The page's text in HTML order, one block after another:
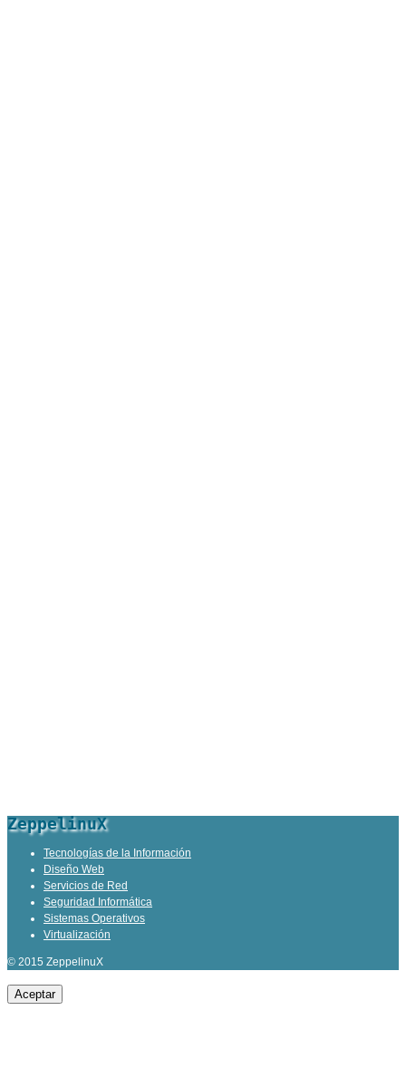
ZeppelinuX
Tecnologías de la Información
Diseño Web
Servicios de Red
Seguridad Informática
Sistemas Operativos
Virtualización
© 2015 ZeppelinuX
Aceptar